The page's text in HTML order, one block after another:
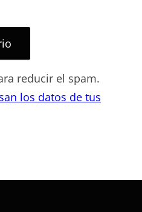
reducir el spam.
los datos de tus